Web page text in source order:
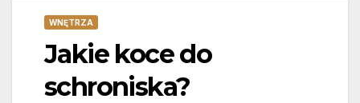
WNĘTRZA
Jakie koce do
schroniska?